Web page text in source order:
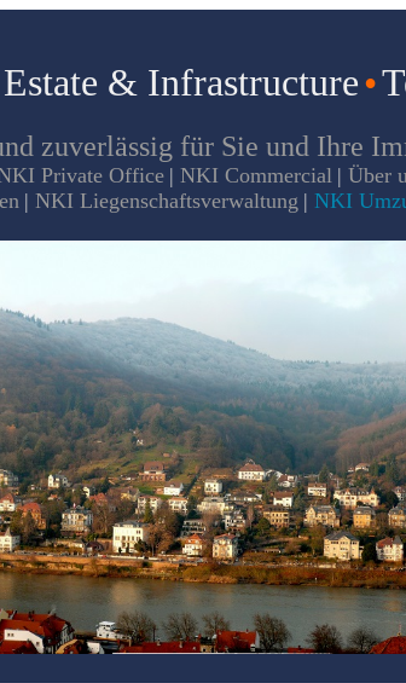
& Infrastructure•
zuverlässig für Sie und Ihre
Private Office | NKI Commercial | Über
| NKI Liegenschaftsverwaltung | NKI